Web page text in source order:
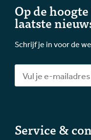
Op de
laatste
Schrijf je in voor de
Service &